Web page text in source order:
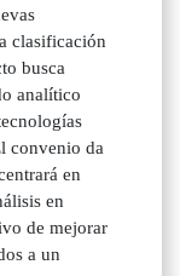
clasificación
busca
analítico
convenio da
en
en
de mejorar
a un